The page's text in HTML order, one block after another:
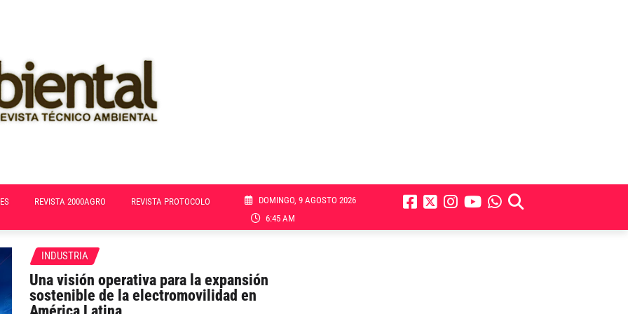
REVISTA 2000AGRO REVISTA PROTOCOLO
DOMINGO, 9 AGOSTO 2026
6:45 AM
INDUSTRIA
Una visión operativa para la expansión
sostenible de la electromovilidad en
América Latina